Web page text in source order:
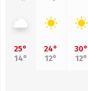
25°
14°
24°
12°
30°
12°